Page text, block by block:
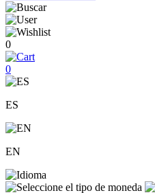
0
0
ES
EN